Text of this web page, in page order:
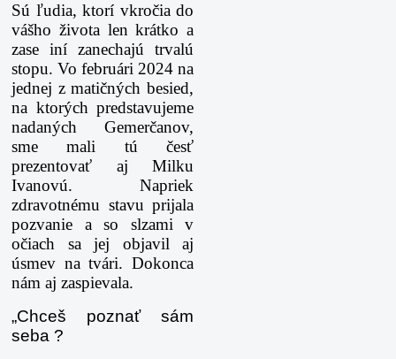
Sú ľudia, ktorí vkročia do
vášho života len krátko a
zase iní zanechajú trvalú
stopu. Vo februári 2024 na
jednej z matičných besied,
na ktorých predstavujeme
nadaných Gemerčanov,
sme mali tú česť
prezentovať aj Milku
Ivanovú. Napriek
zdravotnému stavu prijala
pozvanie a so slzami v
očiach sa jej objavil aj
úsmev na tvári. Dokonca
nám aj zaspievala.
„Chceš poznať sám
seba ?